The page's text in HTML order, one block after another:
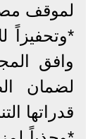
لموقف
*وتحفيزاً
وافق
لضمان
قدراتها